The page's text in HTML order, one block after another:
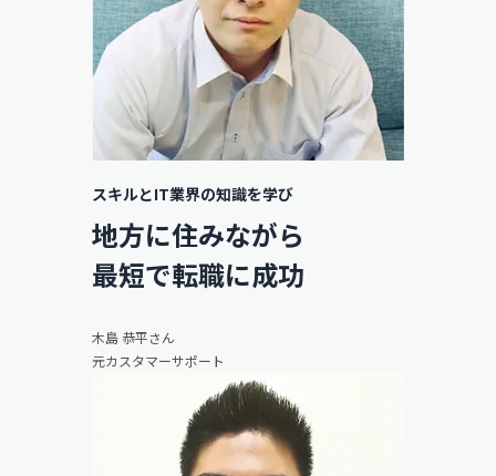
スキルとIT業界の知識を学び
地方に住みながら
最短で転職に成功
木島 恭平さん
元カスタマーサポート